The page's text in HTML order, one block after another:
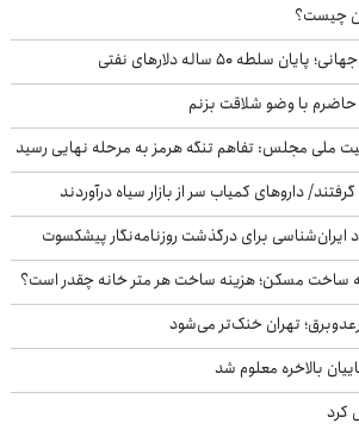
چیست؟
سلطه ۵۰ ساله دلارهای نفتی
با وضو شلاقت بزنم
ملی مجلس: تفاهم تنگه هرمز به مرحله نهایی رسید
داروهای کمیاب سر از بازار سیاه درآوردند
ایران‌شناسی برای درگذشت روزنامه‌نگار پیشکسوت
تهران خنک‌تر می‌شود
بالاخره معلوم شد
کرد